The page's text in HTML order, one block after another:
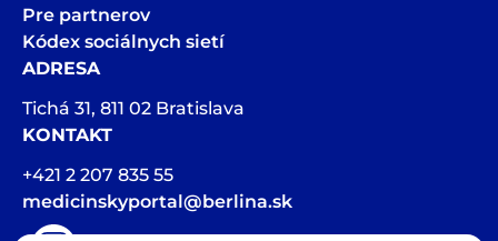
Pre partnerov
Kódex sociálnych sietí
ADRESA
Tichá 31, 811 02 Bratislava
KONTAKT
+421 2 207 835 55
medicinskyportal@berlina.sk